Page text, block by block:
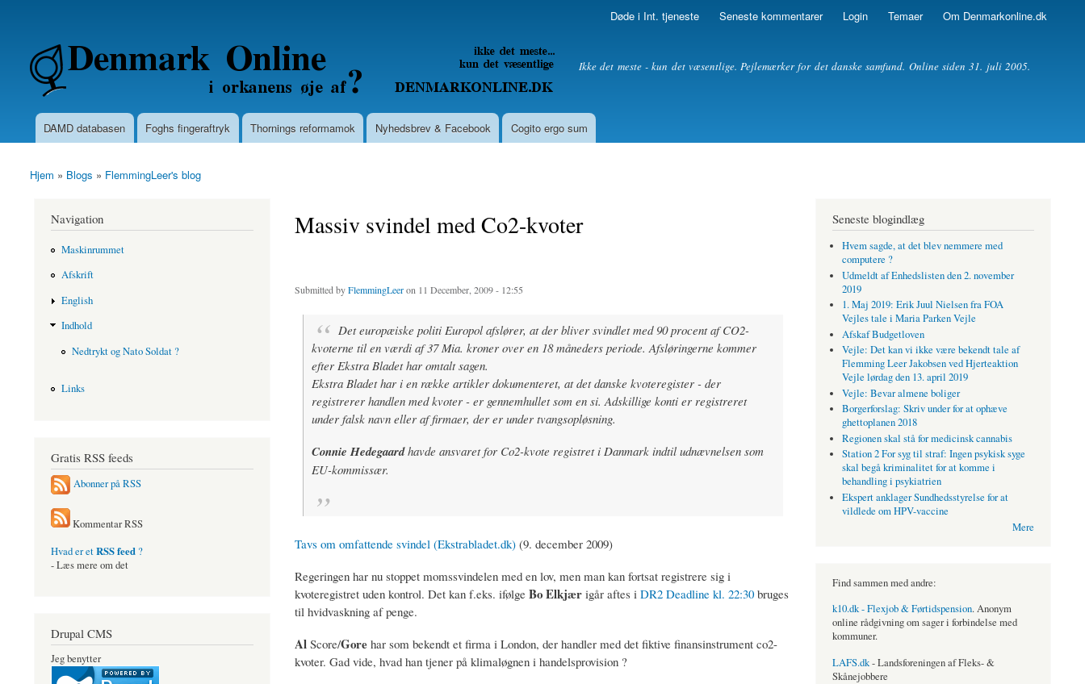
content
Døde i Int. tjeneste Seneste kommentarer Login Temaer Om Denmarkonline.dk
Denmarkonline.dk - blognyheder om politik Ikke det meste - kun det væsentlige. Pejlemærker for det danske samfund. Online siden 31. juli 2005.
Main menu
DAMD databasen Foghs fingeraftryk Thornings reformamok Nyhedsbrev & Facebook Cogito ergo sum
You are here
Hjem » Blogs » FlemmingLeer's blog
Massiv svindel med Co2-kvoter
Submitted byFlemmingLeeron 11 December, 2009 - 12:55
Det europæiske politi Europol afslører, at der bliver svindlet med 90 procent af CO2-
kvoterne til en værdi af 37 Mia. kroner over en 18 måneders periode. Afsløringerne kommer
efter Ekstra Bladet har omtalt sagen.
Ekstra Bladet har i en række artikler dokumenteret, at det danske kvoteregister - der
registrerer handlen med kvoter - er gennemhullet som en si. Adskillige konti er registreret
under falsk navn eller af firmaer, der er under tvangsopløsning.
Connie Hedegaardhavde ansvaret for Co2-kvote registret i Danmark indtil udnævnelsen som
EU-kommissær.
Tavs om omfattende svindel (Ekstrabladet.dk)(9. december 2009)
Regeringen har nu stoppet momssvindelen med en lov, men man kan fortsat registrere sig i
kvoteregistret uden kontrol. Det kan f.eks. ifølge Bo Elkjærigår aftes i DR2 Deadline kl. 22:30bruges
til hvidvaskning af penge.
Al Score/Gorehar som bekendt et firma i London, der handler med det fiktive finansinstrument co2-
kvoter. Gad vide, hvad han tjener på klimaløgnen i handelsprovision ?
Navigation
Maskinrummet
Afskrift
English
Indhold
Nedtrykt og Nato Soldat ?
Links
Gratis RSS feeds
Abonner på RSS
Kommentar RSS
Hvad er etRSS feed ?
- Læs mere om det
Drupal CMS
Jeg benytter
Seneste blogindlæg
Hvem sagde, at det blev nemmere med
computere ?
Udmeldt af Enhedslisten den 2. november
2019
1. Maj 2019: Erik Juul Nielsen fra FOA
Vejles tale i Maria Parken Vejle
Afskaf Budgetloven
Vejle: Det kan vi ikke være bekendt tale af
Flemming Leer Jakobsen ved Hjerteaktion
Vejle lørdag den 13. april 2019
Vejle: Bevar almene boliger
Borgerforslag: Skriv under for at ophæve
ghettoplanen 2018
Regionen skal stå for medicinsk cannabis
Station 2 For syg til straf: Ingen psykisk syge
skal begå kriminalitet for at komme i
behandling i psykiatrien
Ekspert anklager Sundhedsstyrelse for at
vildlede om HPV-vaccine
Mere
Find sammen med andre:
k10.dk - Flexjob & Førtidspension. Anonym
online rådgivning om sager i forbindelse med
kommuner.
LAFS.dk- Landsforeningen af Fleks- &
Skånejobbere